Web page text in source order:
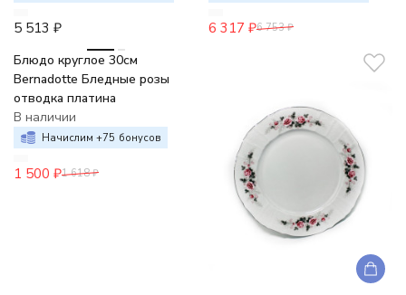
5 513 ₽ 6 317 ₽6 753 ₽
-7%
Блюдо круглое 30см
Bernadotte Бледные розы
отводка платина
В наличии
Начислим +75 бонусов
1 500 ₽1 618 ₽